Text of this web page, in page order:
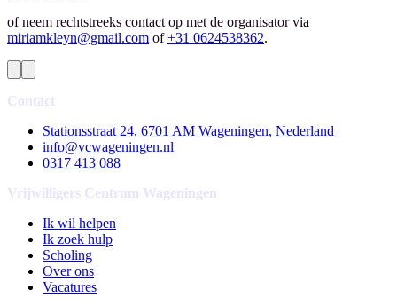
of neem rechtstreeks contact op met de organisator via
miriamkleyn@gmail.com of +31 0624538362.
Contact
Stationsstraat 24, 6701 AM Wageningen, Nederland
info@vcwageningen.nl
0317 413 088
Vrijwilligers Centrum Wageningen
Ik wil helpen
Ik zoek hulp
Scholing
Over ons
Vacatures